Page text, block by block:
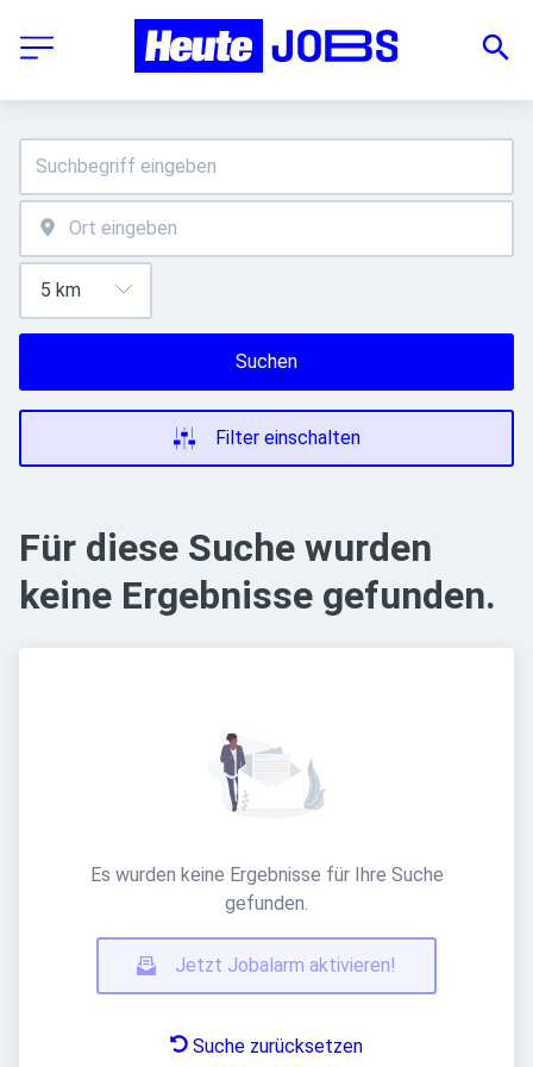
Suchen
Filter einschalten
Für diese Suche wurden
keine Ergebnisse gefunden.
Es wurden keine Ergebnisse für Ihre Suche
gefunden.
Jetzt Jobalarm aktivieren!
Suche zurücksetzen